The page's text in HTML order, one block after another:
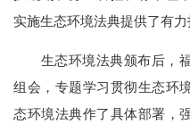
实施生态环境法典提供了有力
生态环境法典颁布后，
组会，专题学习贯彻生态环
态环境法典作了具体部署，